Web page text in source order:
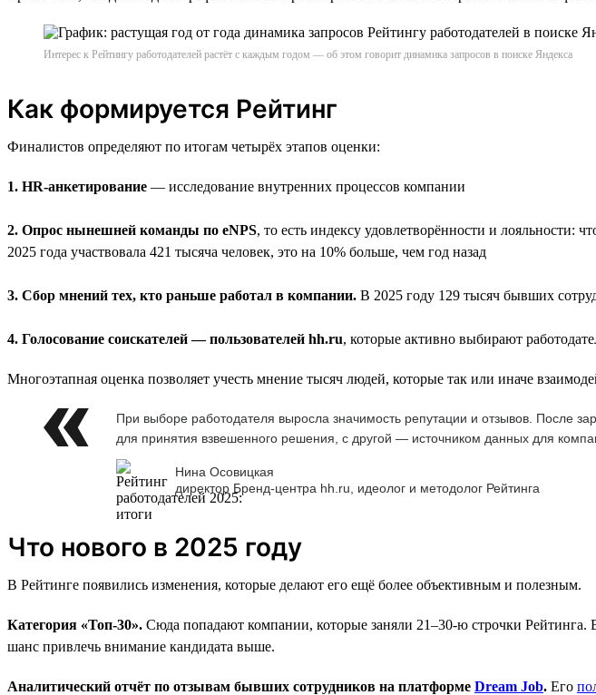
Интерес к Рейтингу работодателей растёт с каждым годом — об этом говорит динамика запросов в поиске Яндекса
Как формируется Рейтинг
Финалистов определяют по итогам четырёх этапов оценки:
1. HR-анкетирование — исследование внутренних процессов компании
2. Опрос нынешней команды по eNPS, то есть индексу удовлетворённости и лояльности:
2025 года участвовала 421 тысяча человек, это на 10% больше, чем год назад
3. Сбор мнений тех, кто раньше работал в компании. В 2025 году 129 тысяч бывших
4. Голосование соискателей — пользователей hh.ru, которые активно выбирают
Многоэтапная оценка позволяет учесть мнение тысяч людей, которые так или иначе
При выборе работодателя выросла значимость репутации и отзывов. После
для принятия взвешенного решения, с другой — источником данных для
Нина Осовицкая
директор Бренд-центра hh.ru, идеолог и методолог Рейтинга
Что нового в 2025 году
В Рейтинге появились изменения, которые делают его ещё более объективным и полезным.
Категория «Топ-30». Сюда попадают компании, которые заняли 21–30-ю строчки Рейтинга.
шанс привлечь внимание кандидата выше.
Аналитический отчёт по отзывам бывших сотрудников на платформе Dream Job. Его